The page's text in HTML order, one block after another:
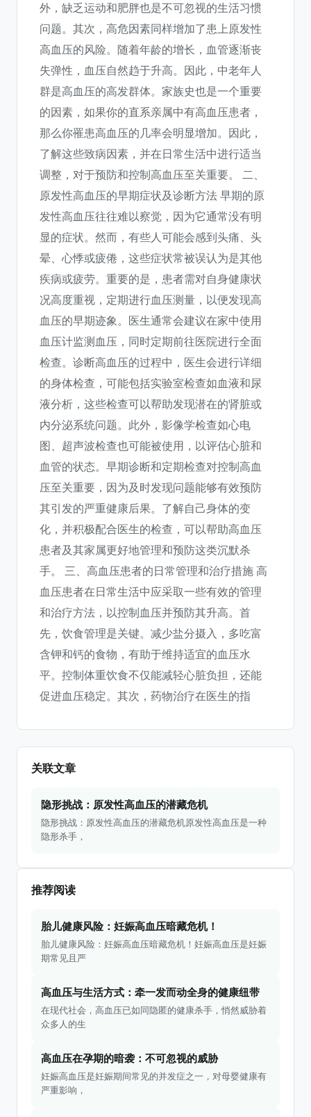
外，缺乏运动和肥胖也是不可忽视的生活习惯
问题。其次，高危因素同样增加了患上原发性
高血压的风险。随着年龄的增长，血管逐渐丧
失弹性，血压自然趋于升高。因此，中老年人
群是高血压的高发群体。家族史也是一个重要
的因素，如果你的直系亲属中有高血压患者，
那么你罹患高血压的几率会明显增加。因此，
了解这些致病因素，并在日常生活中进行适当
调整，对于预防和控制高血压至关重要。 二、
原发性高血压的早期症状及诊断方法 早期的原
发性高血压往往难以察觉，因为它通常没有明
显的症状。然而，有些人可能会感到头痛、头
晕、心悸或疲倦，这些症状常被误认为是其他
疾病或疲劳。重要的是，患者需对自身健康状
况高度重视，定期进行血压测量，以便发现高
血压的早期迹象。医生通常会建议在家中使用
血压计监测血压，同时定期前往医院进行全面
检查。诊断高血压的过程中，医生会进行详细
的身体检查，可能包括实验室检查如血液和尿
液分析，这些检查可以帮助发现潜在的肾脏或
内分泌系统问题。此外，影像学检查如心电
图、超声波检查也可能被使用，以评估心脏和
血管的状态。早期诊断和定期检查对控制高血
压至关重要，因为及时发现问题能够有效预防
其引发的严重健康后果。了解自己身体的变
化，并积极配合医生的检查，可以帮助高血压
患者及其家属更好地管理和预防这类沉默杀
手。 三、高血压患者的日常管理和治疗措施 高
血压患者在日常生活中应采取一些有效的管理
和治疗方法，以控制血压并预防其升高。首
先，饮食管理是关键。减少盐分摄入，多吃富
含钾和钙的食物，有助于维持适宜的血压水
平。控制体重饮食不仅能减轻心脏负担，还能
促进血压稳定。其次，药物治疗在医生的指
关联文章
隐形挑战：原发性高血压的潜藏危机
隐形挑战：原发性高血压的潜藏危机原发性高血压是一种
隐形杀手，
推荐阅读
胎儿健康风险：妊娠高血压暗藏危机！
胎儿健康风险：妊娠高血压暗藏危机！妊娠高血压是妊娠
期常见且严
高血压与生活方式：牵一发而动全身的健康纽带
在现代社会，高血压已如同隐匿的健康杀手，悄然威胁着
众多人的生
高血压在孕期的暗袭：不可忽视的威胁
妊娠高血压是妊娠期间常见的并发症之一，对母婴健康有
严重影响，